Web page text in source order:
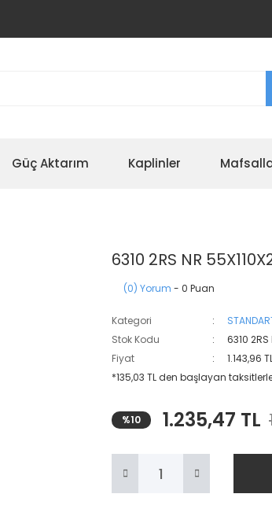
Güç Aktarım Kaplinler
6310 2RS NR
(0) Yorum - 0 Puan
Kategori
Stok Kodu
6310 2RS
Fiyat
1.143,96
*135,03 TL den başlayan
%10 1.235,47 TL